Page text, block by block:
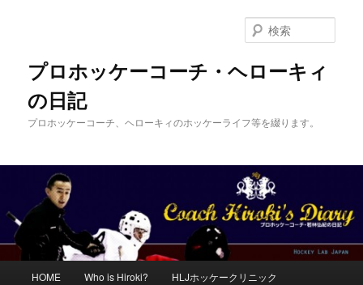
移
プロホッケーコーチ・ヘローキィ
の日記
プロホッケーコーチ、ヘローキィのホッケーライフ等を綴ります。
索
HOME Who is Hiroki? HLJホッケークリニック